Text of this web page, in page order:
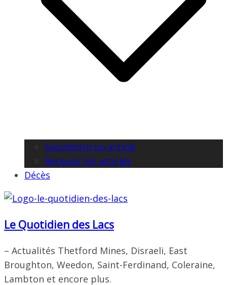
Soumettre un article
Recevoir les articles
Décès
Le Quotidien des Lacs
– Actualités Thetford Mines, Disraeli, East
Broughton, Weedon, Saint-Ferdinand, Coleraine,
Lambton et encore plus.